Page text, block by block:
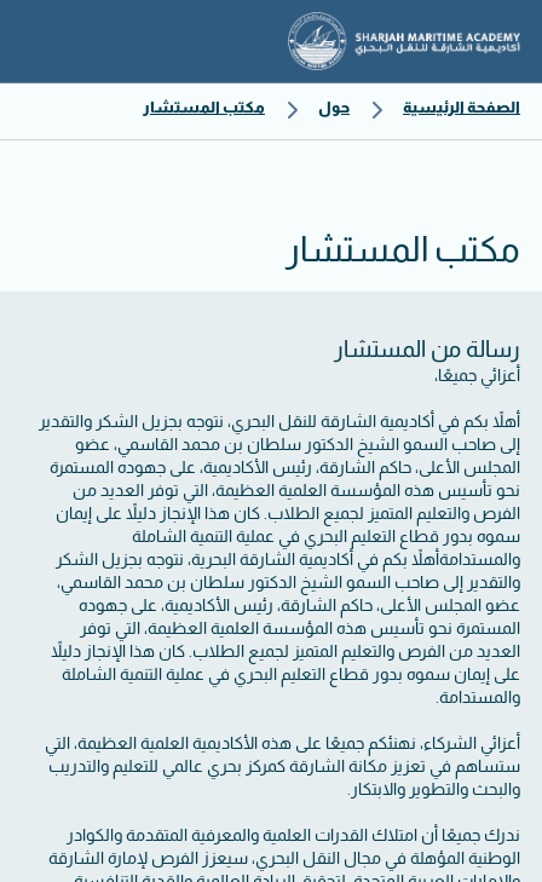
الصفحة الرئيسية حول مكتب المستشار
مكتب المستشار
رسالة من المستشار
أعزائي جميعًا،
أهلاً بكم في أكاديمية الشارقة للنقل البحري، نتوجه بجزيل الشكر والتقدير
إلى صاحب السمو الشيخ الدكتور سلطان بن محمد القاسمي، عضو
المجلس الأعلى، حاكم الشارقة، رئيس الأكاديمية، على جهوده المستمرة
نحو تأسيس هذه المؤسسة العلمية العظيمة، التي توفر العديد من
الفرص والتعليم المتميز لجميع الطلاب. كان هذا الإنجاز دليلاً على إيمان
سموه بدور قطاع التعليم البحري في عملية التنمية الشاملة
والمستدامةأهلاً بكم في أكاديمية الشارقة البحرية، نتوجه بجزيل الشكر
والتقدير إلى صاحب السمو الشيخ الدكتور سلطان بن محمد القاسمي،
عضو المجلس الأعلى، حاكم الشارقة، رئيس الأكاديمية، على جهوده
المستمرة نحو تأسيس هذه المؤسسة العلمية العظيمة، التي توفر
العديد من الفرص والتعليم المتميز لجميع الطلاب. كان هذا الإنجاز دليلاً
على إيمان سموه بدور قطاع التعليم البحري في عملية التنمية الشاملة
والمستدامة.
أعزائي الشركاء، نهنئكم جميعًا على هذه الأكاديمية العلمية العظيمة، التي
ستساهم في تعزيز مكانة الشارقة كمركز بحري عالمي للتعليم والتدريب
والبحث والتطوير والابتكار.
ندرك جميعًا أن امتلاك القدرات العلمية والمعرفية المتقدمة والكوادر
الوطنية المؤهلة في مجال النقل البحري، سيعزز الفرص لإمارة الشارقة